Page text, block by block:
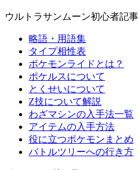
ウルトラサンムーン初心者記事
略語・用語集
タイプ相性表
ポケモンライドとは？
ポケルスについて
とくせいについて
Z技について解説
わざマシンの入手法一覧
アイテムの入手方法
役に立つポケモンまとめ
バトルツリーへの行き方